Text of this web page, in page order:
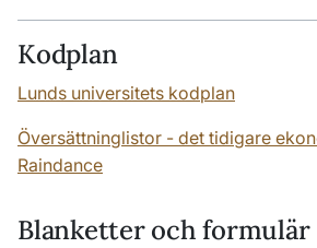
Kodplan
Lunds universitets kodplan
Översättninglistor - det tidigare
Raindance
Blanketter och formulär